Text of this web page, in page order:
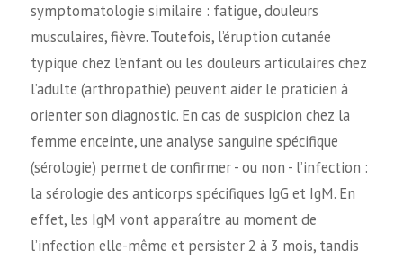
symptomatologie similaire : fatigue, douleurs
musculaires, fièvre. Toutefois, l’éruption cutanée
typique chez l’enfant ou les douleurs articulaires chez
l’adulte (arthropathie) peuvent aider le praticien à
orienter son diagnostic. En cas de suspicion chez la
femme enceinte, une analyse sanguine spécifique
(sérologie) permet de confirmer - ou non - l’infection :
la sérologie des anticorps spécifiques IgG et IgM. En
effet, les IgM vont apparaître au moment de
l’infection elle-même et persister 2 à 3 mois, tandis